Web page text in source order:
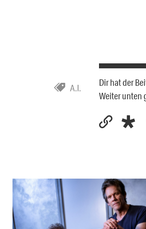
A.I.
Dir hat der
Weiter unten